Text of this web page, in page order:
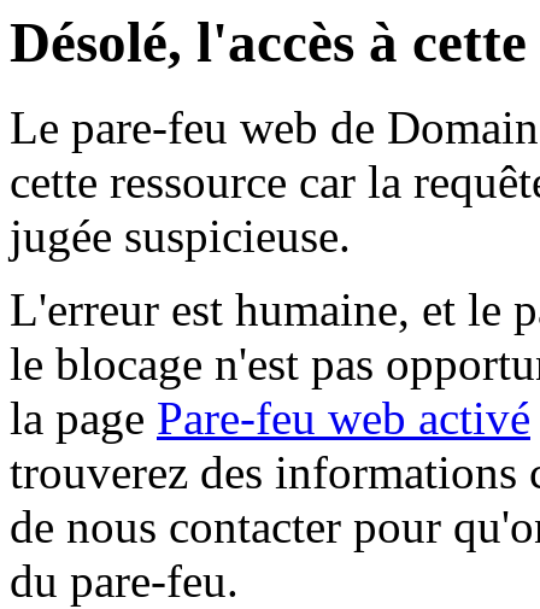
Désolé, l'accès à
Le pare-feu web de
cette ressource car la
jugée suspicieuse.
L'erreur est humaine, et le
le blocage n'est pas
la page Pare-feu web activé
trouverez des informations
de nous contacter pour
du pare-feu.